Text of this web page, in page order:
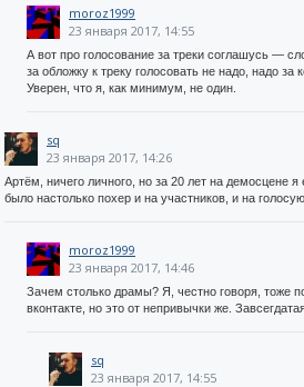
moroz1999
23 января 2017, 14:55
А вот про голосование за треки соглашусь —
за обложку к треку голосовать не надо, надо за
Уверен, что я, как минимум, не один.
sq
23 января 2017, 14:26
Артём, ничего личного, но за 20 лет на демосцене
было настолько похер и на участников, и на
moroz1999
23 января 2017, 14:46
Зачем столько драмы? Я, честно говоря, тоже
вконтакте, но это от непривычки же.
sq
23 января 2017, 14:55